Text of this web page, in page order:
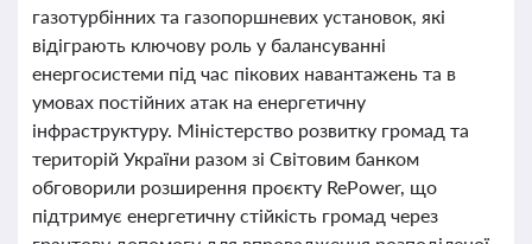
газотурбінних та газопоршневих установок, які
відіграють ключову роль у балансуванні
енергосистеми під час пікових навантажень та в
умовах постійних атак на енергетичну
інфраструктуру. Міністерство розвитку громад та
територій України разом зі Світовим банком
обговорили розширення проєкту RePower, що
підтримує енергетичну стійкість громад через